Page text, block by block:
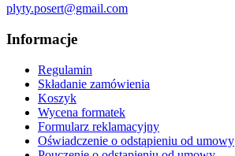
plyty.posert@gmail.com
Informacje
Regulamin
Składanie zamówienia
Koszyk
Wycena formatek
Formularz reklamacyjny
Oświadczenie o odstąpieniu od umowy